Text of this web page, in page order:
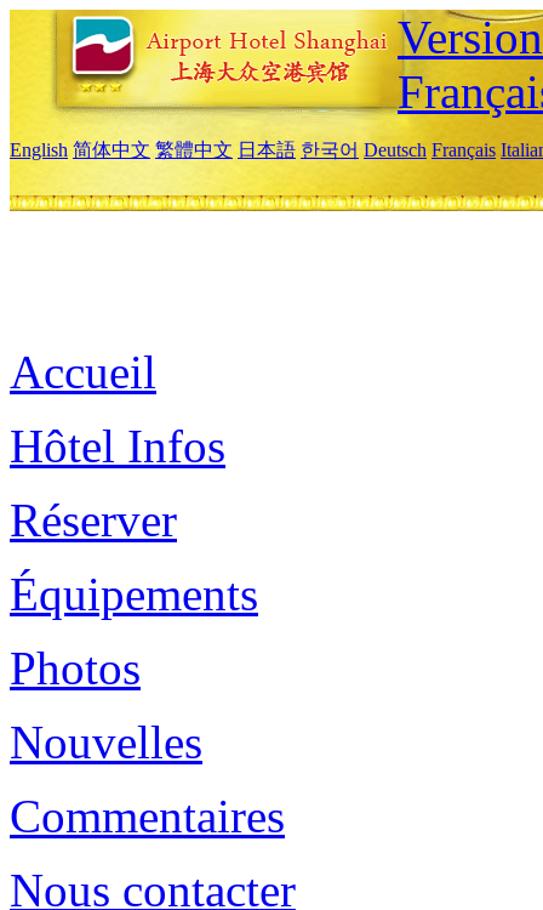
English 简体中文 繁體中文 日本語 한국어 Deutsch Français
Accueil
Hôtel Infos
Réserver
Équipements
Photos
Nouvelles
Commentaires
Nous contacter